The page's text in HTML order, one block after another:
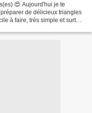
de délicieux triangles
à faire, très simple et surtout